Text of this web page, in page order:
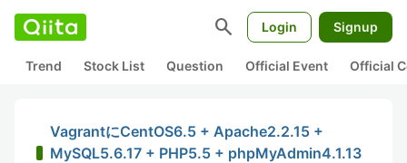
search Login Signup
Trend Stock List Question Official Event Official
VagrantにCentOS6.5 + Apache2.2.15 +
MySQL5.6.17 + PHP5.5 + phpMyAdmin4.1.13